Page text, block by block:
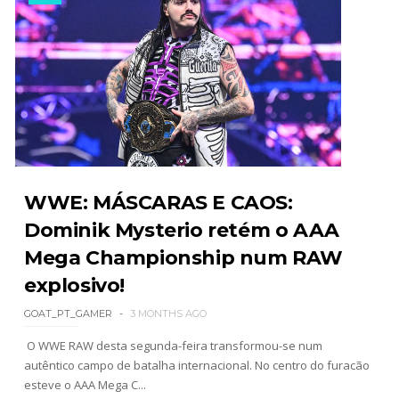
Throwback: The Rock vs Brock Lesnar:
SummerSlam 2002 - Undisputed WWE
Championship Match
SCSA867-Jul 28 2026
WWE Monday Night Raw 27 July 2026
Unknown-Jul 28 2026
AEW Redemption 2026
Unknown- Jul 27 2026
WWE: Unreal Season 3
Unknown-Jul 26 2026
WWE: MÁSCARAS E CAOS:
Dominik Mysterio retém o AAA
Mega Championship num RAW
explosivo!
GOAT_PT_GAMER 3 MONTHS AGO
O WWE RAW desta segunda-feira transformou-se num
autêntico campo de batalha internacional. No centro do furacão
esteve o AAA Mega C...